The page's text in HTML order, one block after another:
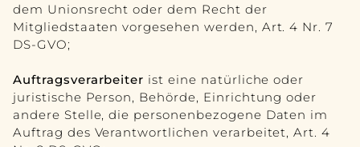
dem Unionsrecht oder dem Recht der
Mitgliedstaaten vorgesehen werden, Art. 4 Nr. 7
DS-GVO;
Auftragsverarbeiter ist eine natürliche oder
juristische Person, Behörde, Einrichtung oder
andere Stelle, die personenbezogene Daten im
Auftrag des Verantwortlichen verarbeitet, Art. 4